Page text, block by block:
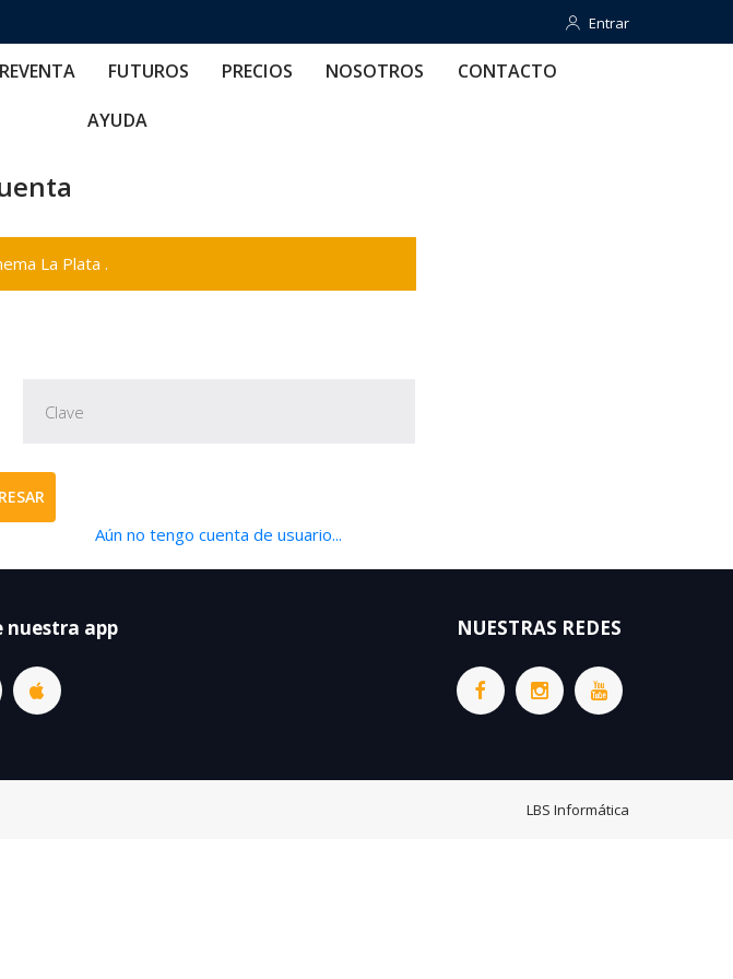
Entrar
Entrar
FUTUROS PRECIOS NOSOTROS CONTACTO
AYUDA
La Plata .
Aún no tengo cuenta de usuario...
nuestra app NUESTRAS REDES
LBS Informática